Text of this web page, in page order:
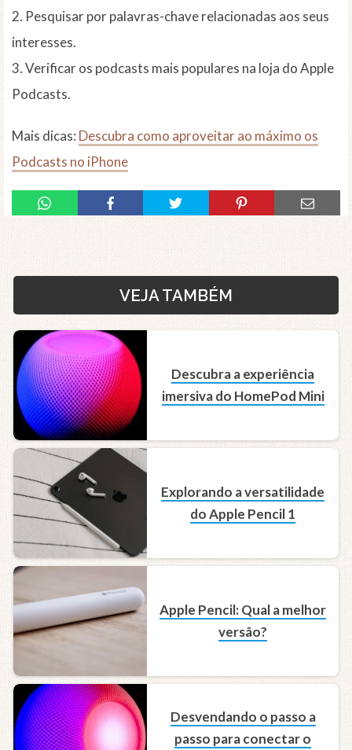
2. Pesquisar por palavras-chave relacionadas aos seus
interesses.
3. Verificar os podcasts mais populares na loja do Apple
Podcasts.
Mais dicas: Descubra como aproveitar ao máximo os
Podcasts no iPhone
VEJA TAMBÉM
Descubra a experiência
imersiva do HomePod Mini
Explorando a versatilidade
do Apple Pencil 1
Apple Pencil: Qual a melhor
versão?
Desvendando o passo a
passo para conectar o